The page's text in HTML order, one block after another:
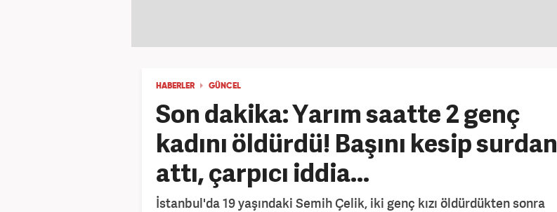
HABERLER GÜNCEL
Son dakika: Yarım saatte 2 genç
kadını öldürdü! Başını kesip surdan
attı, çarpıcı iddia...
İstanbul'da 19 yaşındaki Semih Çelik, iki genç kızı öldürdükten sonra